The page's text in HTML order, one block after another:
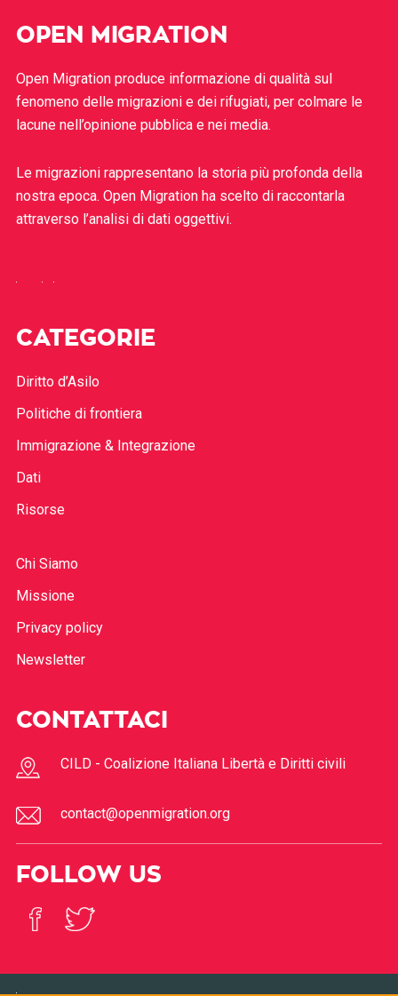
OPEN MIGRATION
Open Migration produce informazione di qualità sul
fenomeno delle migrazioni e dei rifugiati, per colmare le
lacune nell’opinione pubblica e nei media.
Le migrazioni rappresentano la storia più profonda della
nostra epoca. Open Migration ha scelto di raccontarla
attraverso l’analisi di dati oggettivi.
CATEGORIE
Diritto d’Asilo
Politiche di frontiera
Immigrazione & Integrazione
Dati
Risorse
Chi Siamo
Missione
Privacy policy
Newsletter
CONTATTACI
CILD - Coalizione Italiana Libertà e Diritti civili
contact@openmigration.org
FOLLOW US